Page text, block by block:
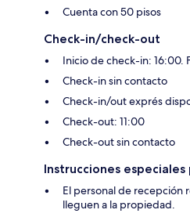
Cuenta con 50 pisos
Check-in/check-out
Inicio de check-in:
Check-in sin contacto
Check-in/out exprés
Check-out: 11:00
Check-out sin contacto
Instrucciones
El personal de recepción
lleguen a la propiedad.